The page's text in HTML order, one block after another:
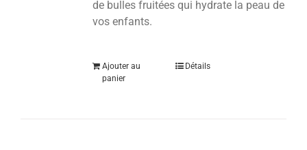
de bulles fruitées qui hydrate la peau de
vos enfants.
Ajouter au
panier
Détails